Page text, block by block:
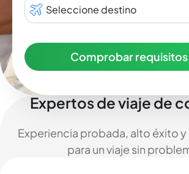
Seleccione destino
Comprobar requisitos
Expertos de viaje de
Experiencia probada, alto éxito
para un viaje sin